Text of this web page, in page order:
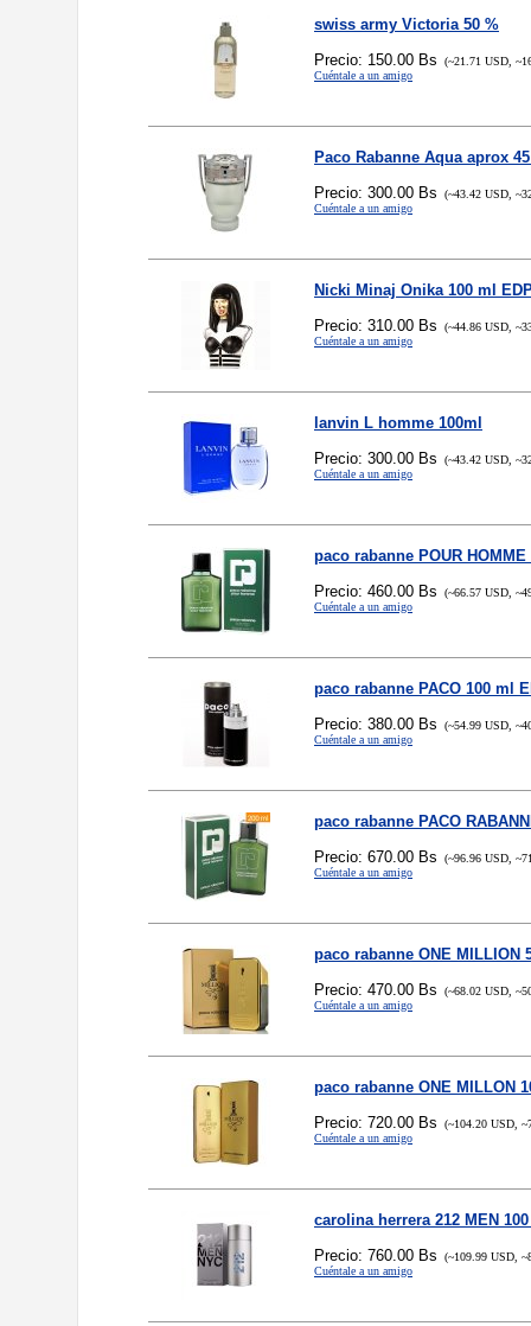
swiss army Victoria 50 %
Precio: 150.00 Bs (~21.71 USD,
Cuéntale a un amigo
Paco Rabanne Aqua aprox
Precio: 300.00 Bs (~43.42 USD,
Cuéntale a un amigo
Nicki Minaj Onika 100 ml
Precio: 310.00 Bs (~44.86 USD,
Cuéntale a un amigo
lanvin L homme 100ml
Precio: 300.00 Bs (~43.42 USD,
Cuéntale a un amigo
paco rabanne POUR
Precio: 460.00 Bs (~66.57 USD,
Cuéntale a un amigo
paco rabanne PACO 100 ml
Precio: 380.00 Bs (~54.99 USD,
Cuéntale a un amigo
paco rabanne PACO
Precio: 670.00 Bs (~96.96 USD,
Cuéntale a un amigo
paco rabanne ONE MILLION
Precio: 470.00 Bs (~68.02 USD,
Cuéntale a un amigo
paco rabanne ONE MILLON
Precio: 720.00 Bs (~104.20 USD,
Cuéntale a un amigo
carolina herrera 212 MEN
Precio: 760.00 Bs (~109.99 USD,
Cuéntale a un amigo